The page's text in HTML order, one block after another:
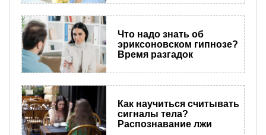
Что надо знать об
эриксоновском гипнозе?
Время разгадок
Как научиться считывать
сигналы тела?
Распознавание лжи